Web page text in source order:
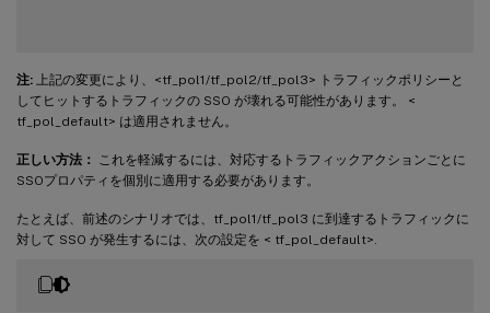
注: 上記の変更により、<tf_pol1/tf_pol2/tf_pol3> トラフィックポリシーと
してヒットするトラフィックの SSO が壊れる可能性があります。 <
tf_pol_default> は適用されません。
正しい方法：
これを軽減するには、対応するトラフィックアクションごとに
SSOプロパティを個別に適用する必要があります。
たとえば、前述のシナリオでは、tf_pol1/tf_pol3 に到達するトラフィックに
対して SSO が発生するには、次の設定を < tf_pol_default>.